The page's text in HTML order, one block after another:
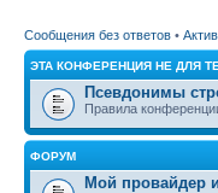
Сообщения без ответов •
ЭТА КОНФЕРЕНЦИЯ НЕ ДЛЯ
Псевдонимы
Правила
ФОРУМ
Мой провайдер